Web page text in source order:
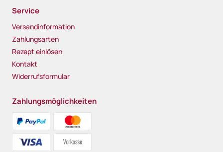
Service
Versandinformation
Zahlungsarten
Rezept einlösen
Kontakt
Widerrufsformular
Zahlungsmöglichkeiten